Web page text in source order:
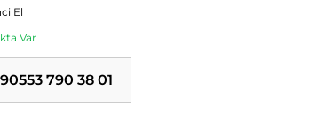
El
Var
790 38 01